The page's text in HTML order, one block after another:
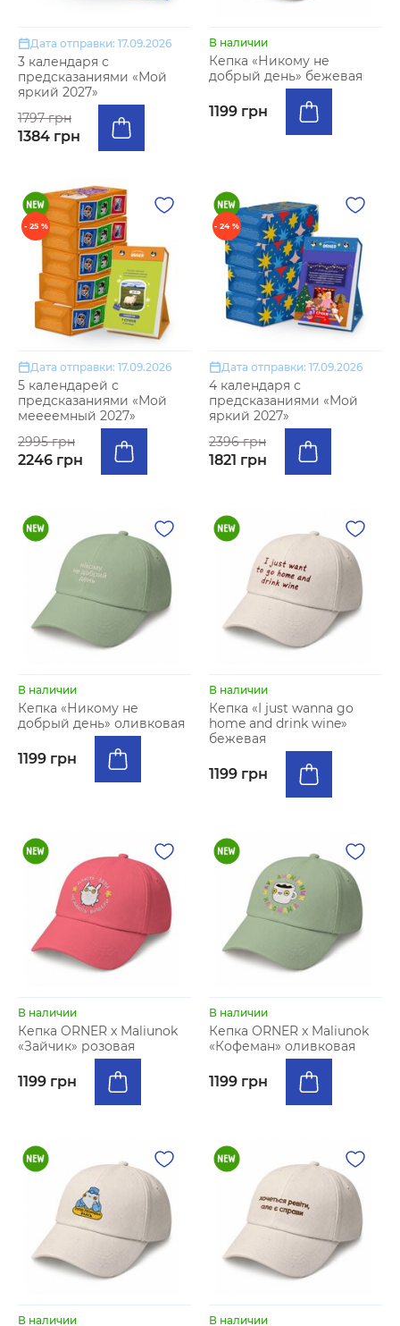
Дата отправки: 17.09.2026
3 календаря с
предсказаниями «Мой
яркий 2027»
1797 грн
1384 грн
В наличии
Кепка «Никому не
добрый день» бежевая
1199 грн
- 25 %
Дата отправки: 17.09.2026
5 календарей с
предсказаниями «Мой
меееемный 2027»
2995 грн
2246 грн
- 24 %
Дата отправки: 17.09.2026
4 календаря с
предсказаниями «Мой
яркий 2027»
2396 грн
1821 грн
В наличии
Кепка «Никому не
добрый день» оливковая
1199 грн
В наличии
Кепка «I just wanna go
home and drink wine»
бежевая
1199 грн
В наличии
Кепка ORNER x Maliunok
«Зайчик» розовая
1199 грн
В наличии
Кепка ORNER x Maliunok
«Кофеман» оливковая
1199 грн
В наличии В наличии